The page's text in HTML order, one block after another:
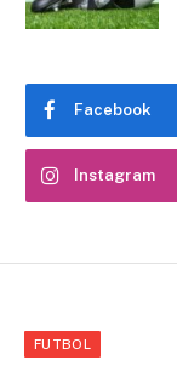
Facebook
Instagram
FUTBOL